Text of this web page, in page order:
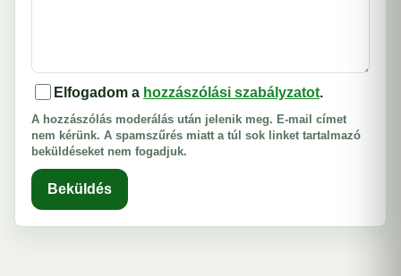
Elfogadom a hozzászólási szabályzatot.
A hozzászólás moderálás után jelenik meg. E-mail címet
nem kérünk. A spamszűrés miatt a túl sok linket tartalmazó
beküldéseket nem fogadjuk.
Beküldés